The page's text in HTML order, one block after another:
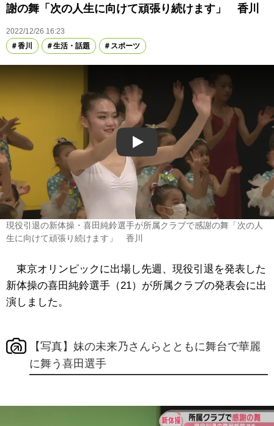
謝の舞「次の人生に向けて頑張り続けます」 香川
2022/12/26 16:23
香川
生活・話題 スポーツ
Play
現役引退の新体操・喜田純鈴選手が所属クラブで感謝の舞「次の人
生に向けて頑張り続けます」 香川
東京オリンピックに出場し先週、現役引退を発表した
新体操の喜田純鈴選手（21）が所属クラブの発表会に出
演しました。
【写真】妹の未来乃さんらとともに舞台で華麗
に舞う喜田選手